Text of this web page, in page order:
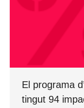
El programa
tingut 94